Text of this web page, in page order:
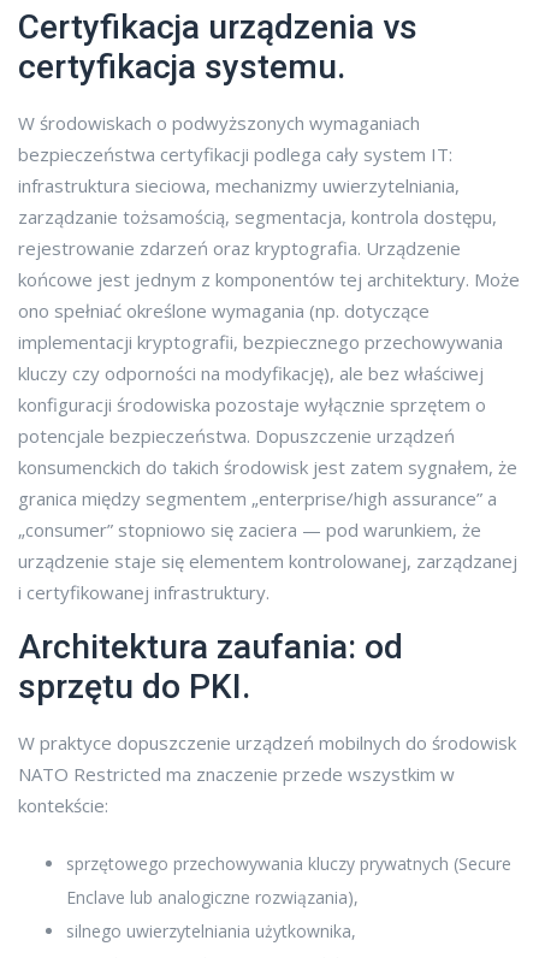
Certyfikacja urządzenia vs
certyfikacja systemu.
W środowiskach o podwyższonych wymaganiach
bezpieczeństwa certyfikacji podlega cały system IT:
infrastruktura sieciowa, mechanizmy uwierzytelniania,
zarządzanie tożsamością, segmentacja, kontrola dostępu,
rejestrowanie zdarzeń oraz kryptografia. Urządzenie
końcowe jest jednym z komponentów tej architektury. Może
ono spełniać określone wymagania (np. dotyczące
implementacji kryptografii, bezpiecznego przechowywania
kluczy czy odporności na modyfikację), ale bez właściwej
konfiguracji środowiska pozostaje wyłącznie sprzętem o
potencjale bezpieczeństwa. Dopuszczenie urządzeń
konsumenckich do takich środowisk jest zatem sygnałem, że
granica między segmentem „enterprise/high assurance” a
„consumer” stopniowo się zaciera — pod warunkiem, że
urządzenie staje się elementem kontrolowanej, zarządzanej
i certyfikowanej infrastruktury.
Architektura zaufania: od
sprzętu do PKI.
W praktyce dopuszczenie urządzeń mobilnych do środowisk
NATO Restricted ma znaczenie przede wszystkim w
kontekście:
sprzętowego przechowywania kluczy prywatnych (Secure
Enclave lub analogiczne rozwiązania),
silnego uwierzytelniania użytkownika,